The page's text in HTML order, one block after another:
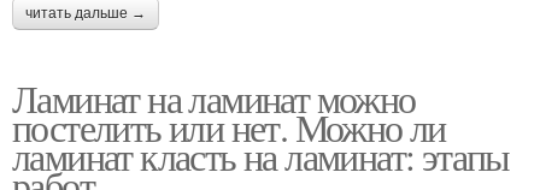
читать дальше →
Ламинат на ламинат можно
постелить или нет. Можно ли
ламинат класть на ламинат: этапы